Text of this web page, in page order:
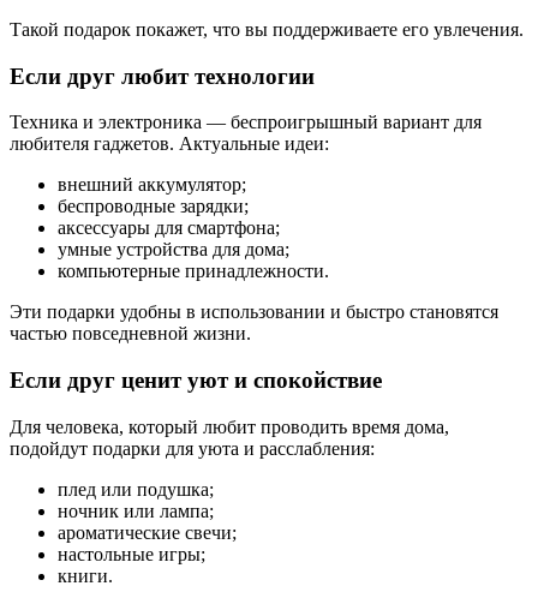
Такой подарок покажет, что вы поддерживаете его увлечения.
Если друг любит технологии
Техника и электроника — беспроигрышный вариант для
любителя гаджетов. Актуальные идеи:
внешний аккумулятор;
беспроводные зарядки;
аксессуары для смартфона;
умные устройства для дома;
компьютерные принадлежности.
Эти подарки удобны в использовании и быстро становятся
частью повседневной жизни.
Если друг ценит уют и спокойствие
Для человека, который любит проводить время дома,
подойдут подарки для уюта и расслабления:
плед или подушка;
ночник или лампа;
ароматические свечи;
настольные игры;
книги.